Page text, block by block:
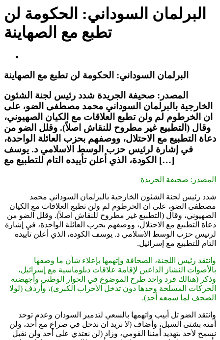
البرلمان السوداني: الحكومة لن
تطبع مع الصهاينة
البرلمان السوداني: الحكومة لن تطبع مع الصهاينة
المصدر: صحيفة الجريدة شدد رئيس لجنة الشئون
الخارجية بالبرلمان السوداني محمد مصطفى الضو، على
ان الخرطوم لم ولن تطبع العلاقات مع الكيان الصهيوني،
وقال (التطبيع غير مطروح للنقاش اصلاً). وقلل الضو من
دعاة التطبيع مع الاحتلال، ووصفهم بحزب العائلة الواحدة،
في إشارة لرئيس حزب الوسط الاسلامي د. يوسف
الكودة، الذي أعلن تأييده التام للتطبيع مع […]
المصدر: صحيفة الجريدة
شدد رئيس لجنة الشئون الخارجية بالبرلمان السوداني محمد
مصطفى الضو، على ان الخرطوم لم ولن تطبع العلاقات مع الكيان
الصهيوني، وقال (التطبيع غير مطروح للنقاش اصلاً). وقلل الضو من
دعاة التطبيع مع الاحتلال، ووصفهم بحزب العائلة الواحدة، في إشارة
لرئيس حزب الوسط الاسلامي د. يوسف الكودة، الذي أعلن تأييده
التام للتطبيع مع إسرائيل.
وانتقد رئيس اللجنة، الصحافة وإتهمها بإعلاء شأن ما وصفها
بالأصوات النشاز الداعين لإقامة علاقات دبلوماسية مع إسرائيل،
وذكر (هنالك فرد واحد طرح الموضوع في الحوار الوطني وأجهضته
الحركات المسلحة وحدها دون تدخل الأحزاب الكبرى)، وأردف (لولا
الصحف لما سمعه أحد).
وانتقد الضو تل أبيب واتهمها بالسعي لتدمير السودان وعدم توحد
أمته بشتى السبل، وأضاف (لا نريد ان ندخل في صراع مع أحد، ولن
نسمح لأحد بتهديد أمننا القومي، وزاد (لن نعتدي على أحد ولن نقبل